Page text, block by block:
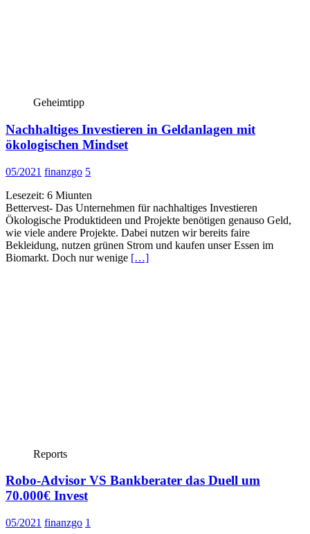
Geheimtipp
Nachhaltiges Investieren in Geldanlagen mit
ökologischen Mindset
05/2021 finanzgo 5
Lesezeit: 6 Miunten
Bettervest- Das Unternehmen für nachhaltiges Investieren
Ökologische Produktideen und Projekte benötigen genauso Geld,
wie viele andere Projekte. Dabei nutzen wir bereits faire
Bekleidung, nutzen grünen Strom und kaufen unser Essen im
Biomarkt. Doch nur wenige […]
Reports
Robo-Advisor VS Bankberater das Duell um
70.000€ Invest
05/2021 finanzgo 1